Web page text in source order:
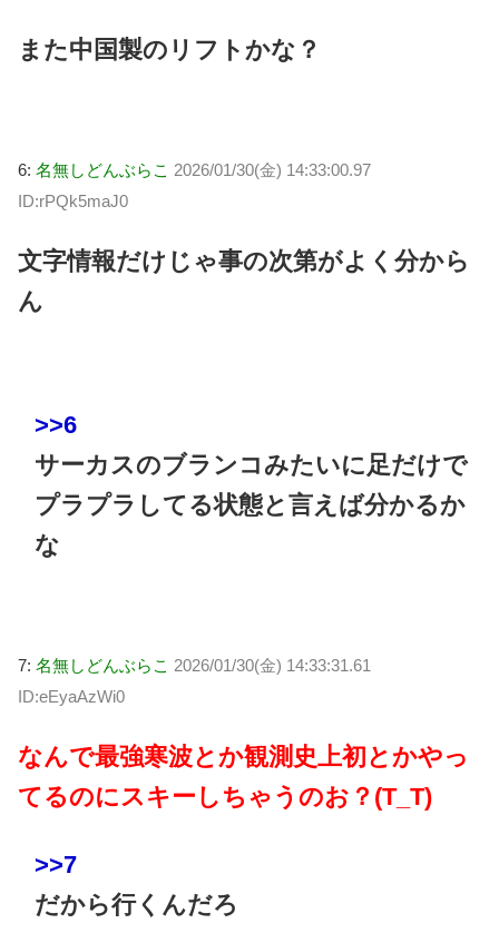
また中国製のリフトかな？
6: 名無しどんぶらこ 2026/01/30(金) 14:33:00.97
ID:rPQk5maJ0
文字情報だけじゃ事の次第がよく分から
ん
>>6
サーカスのブランコみたいに足だけで
プラプラしてる状態と言えば分かるか
な
7: 名無しどんぶらこ 2026/01/30(金) 14:33:31.61
ID:eEyaAzWi0
なんで最強寒波とか観測史上初とかやっ
てるのにスキーしちゃうのお？(T_T)
>>7
だから行くんだろ